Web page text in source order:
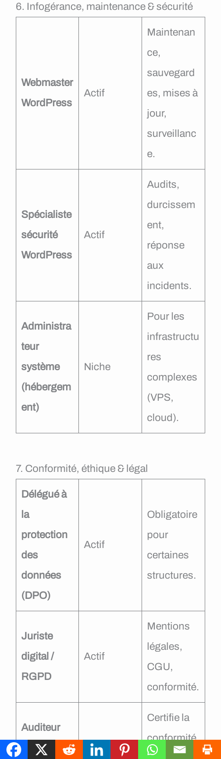
6. Infogérance, maintenance & sécurité
Webmaster
WordPress
Actif
Maintenan
ce,
sauvegard
es, mises à
jour,
surveillanc
e.
Spécialiste
sécurité
WordPress
Actif
Audits,
durcissem
ent,
réponse
aux
incidents.
Administra
teur
système
(hébergem
ent)
Niche
Pour les
infrastructu
res
complexes
(VPS,
cloud).
7. Conformité, éthique & légal
Délégué à
la
protection
des
données
(DPO)
Actif
Obligatoire
pour
certaines
structures.
Juriste
digital /
RGPD
Actif
Mentions
légales,
CGU,
conformité.
Auditeur
accessibilit
Émergent
Certifie la
conformité